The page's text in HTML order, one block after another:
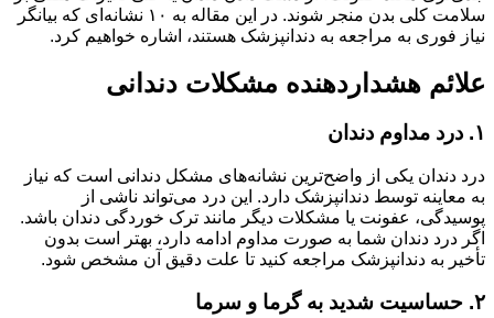
سلامت کلی بدن منجر شوند. در این مقاله به ۱۰ نشانه‌ای که بیانگر
نیاز فوری به مراجعه به دندانپزشک هستند، اشاره خواهیم کرد.
علائم هشداردهنده مشکلات دندانی
۱. درد مداوم دندان
درد دندان یکی از واضح‌ترین نشانه‌های مشکل دندانی است که نیاز
به معاینه توسط دندانپزشک دارد. این درد می‌تواند ناشی از
پوسیدگی، عفونت یا مشکلات دیگر مانند ترک خوردگی دندان باشد.
اگر درد دندان شما به صورت مداوم ادامه دارد، بهتر است بدون
تأخیر به دندانپزشک مراجعه کنید تا علت دقیق آن مشخص شود.
۲. حساسیت شدید به گرما و سرما